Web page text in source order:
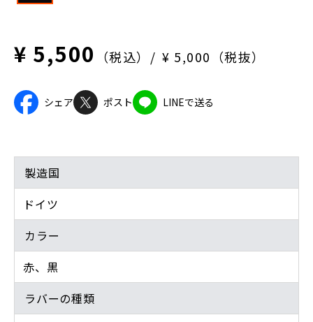
¥ 5,500 （税込） ¥ 5,000（税抜）
シェア ポスト LINEで送る
製造国
ドイツ
カラー
赤、黒
ラバーの種類